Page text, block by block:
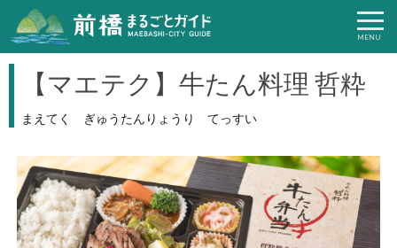
【マエテク】牛たん料理 哲粋
まえてく ぎゅうたんりょうり てっすい